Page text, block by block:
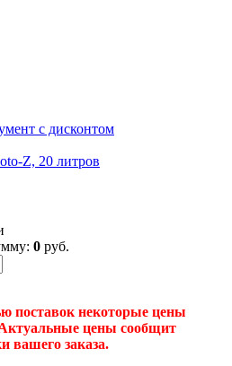
с дисконтом
Z, 20 литров
0 руб.
поставок некоторые цены
цены сообщит
вашего заказа.